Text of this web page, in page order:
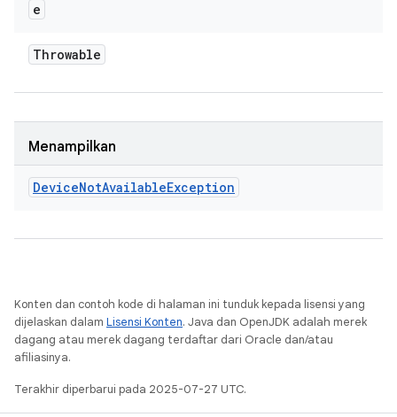
e
Throwable
Menampilkan
DeviceNotAvailableException
Konten dan contoh kode di halaman ini tunduk kepada lisensi yang
dijelaskan dalam Lisensi Konten. Java dan OpenJDK adalah merek
dagang atau merek dagang terdaftar dari Oracle dan/atau
afiliasinya.
Terakhir diperbarui pada 2025-07-27 UTC.